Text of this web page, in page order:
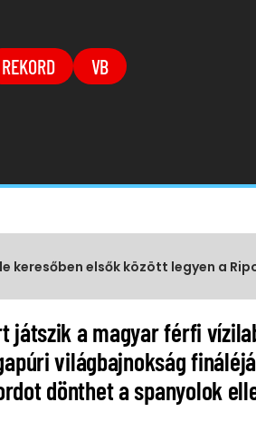
REKORD VB
keresőben elsők között legyen a
játszik a magyar férfi
világbajnokság
dönthet a spanyolok